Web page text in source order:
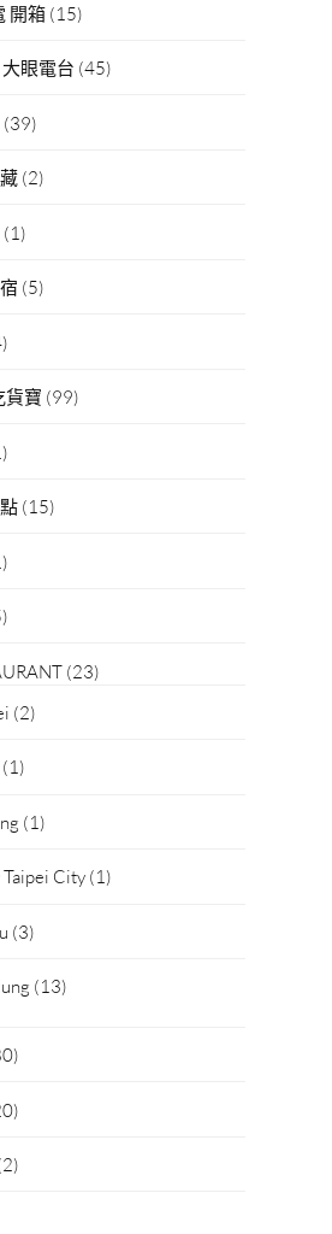
開箱 (15)
眼電台 (45)
(39)
(2)
(1)
(5)
貨寶 (99)
(15)
(23)
(2)
(1)
(1)
City (1)
(3)
(13)